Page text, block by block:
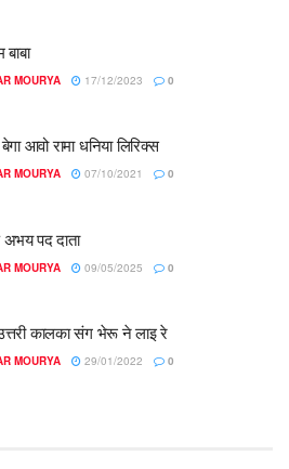
बाबा
MOURYA 17/12/2023 0
आवो रामा धनिया लिरिक्स
MOURYA 07/10/2021 0
अभय पद दाता
MOURYA 09/05/2025 0
कालका संग भेरू ने लाइ रे
MOURYA 29/01/2022 0